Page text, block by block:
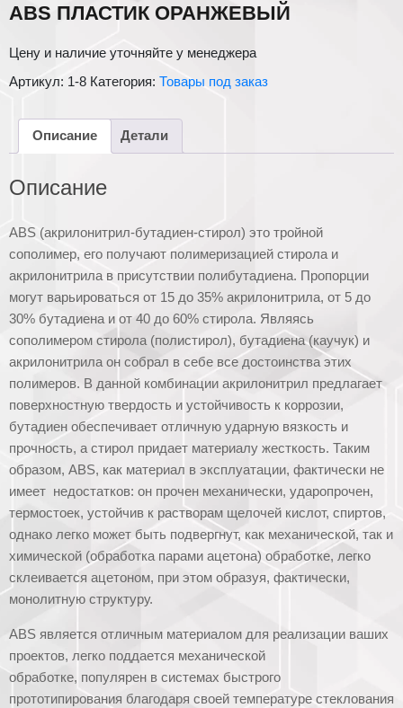
ABS ПЛАСТИК ОРАНЖЕВЫЙ
Цену и наличие уточняйте у менеджера
Артикул: 1-8 Категория: Товары под заказ
Описание Детали
Описание
ABS (акрилонитрил-бутадиен-стирол) это тройной
сополимер, его получают полимеризацией стирола и
акрилонитрила в присутствии полибутадиена. Пропорции
могут варьироваться от 15 до 35% акрилонитрила, от 5 до
30% бутадиена и от 40 до 60% стирола. Являясь
сополимером стирола (полистирол), бутадиена (каучук) и
акрилонитрила он собрал в себе все достоинства этих
полимеров. В данной комбинации акрилонитрил предлагает
поверхностную твердость и устойчивость к коррозии,
бутадиен обеспечивает отличную ударную вязкость и
прочность, а стирол придает материалу жесткость. Таким
образом, ABS, как материал в эксплуатации, фактически не
имеет недостатков: он прочен механически, ударопрочен,
термостоек, устойчив к растворам щелочей кислот, спиртов,
однако легко может быть подвергнут, как механической, так и
химической (обработка парами ацетона) обработке, легко
склеивается ацетоном, при этом образуя, фактически,
монолитную структуру.
ABS является отличным материалом для реализации ваших
проектов, легко поддается механической
обработке, популярен в системах быстрого
прототипирования благодаря своей температуре стеклования